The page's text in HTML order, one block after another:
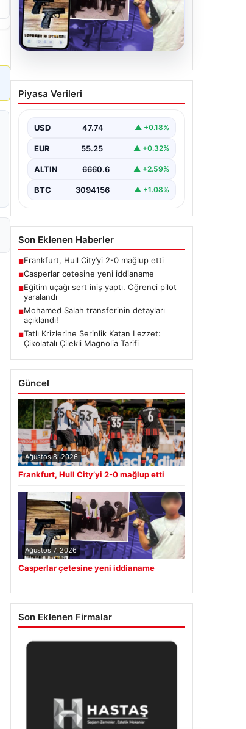
Casperlar çetesine yeni
iddianame
Piyasa Verileri
USD 47.74 ▲ +0.18%
EUR 55.25 ▲ +0.32%
ALTIN 6660.6 ▲ +2.59%
BTC 3094156 ▲ +1.08%
Son Eklenen Haberler
■Frankfurt, Hull City’yi 2-0 mağlup etti
■Casperlar çetesine yeni iddianame
■Eğitim uçağı sert iniş yaptı. Öğrenci pilot
yaralandı
■Mohamed Salah transferinin detayları
açıklandı!
■Tatlı Krizlerine Serinlik Katan Lezzet:
Çikolatalı Çilekli Magnolia Tarifi
Güncel
Ağustos 8, 2026
Frankfurt, Hull City’yi 2-0 mağlup etti
Ağustos 7, 2026
Casperlar çetesine yeni iddianame
Son Eklenen Firmalar